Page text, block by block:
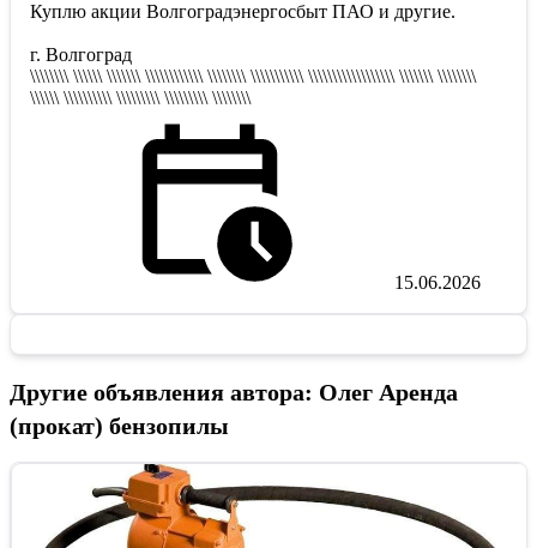
Куплю акции Волгоградэнергосбыт ПАО и другие.
г. Волгоград
\\\\\\\\ \\\\\\ \\\\\\\ \\\\\\\\\\\\ \\\\\\\\ \\\\\\\\\\\ \\\\\\\\\\\\\\\\\\ \\\\\\\ \\\\\\\\
\\\\\\ \\\\\\\\\\ \\\\\\\\\ \\\\\\\\\ \\\\\\\\
15.06.2026
Другие объявления автора: Олег Аренда
(прокат) бензопилы